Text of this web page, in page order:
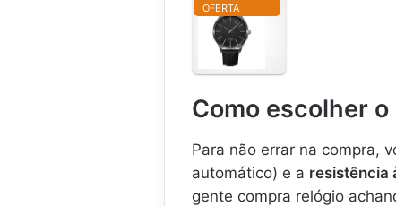
OFERTA
R
ó
i
M
s
c
Como escolher
Para não errar na compra,
automático) e a resistência
gente compra relógio